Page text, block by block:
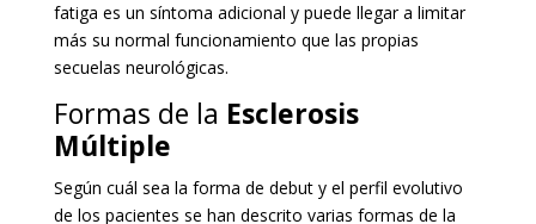
fatiga es un síntoma adicional y puede llegar a limitar
más su normal funcionamiento que las propias
secuelas neurológicas.
Formas de la Esclerosis
Múltiple
Según cuál sea la forma de debut y el perfil evolutivo
de los pacientes se han descrito varias formas de la